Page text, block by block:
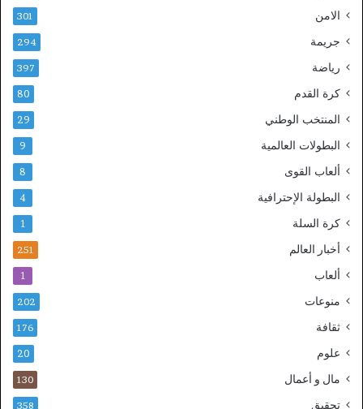
ر الامن 301
جريمة 294
رياضة 397
كرة القدم 80
المنتخب الوطني 29
البطولات العالمية 9
ألعاب القوى 8
البطولة الإحترافية 4
كرة السلة 1
أخبار العالم 251
ألعاب 1
منوعات 202
ثقافة 176
علوم 20
مال و أعمال 130
تحقيق 358